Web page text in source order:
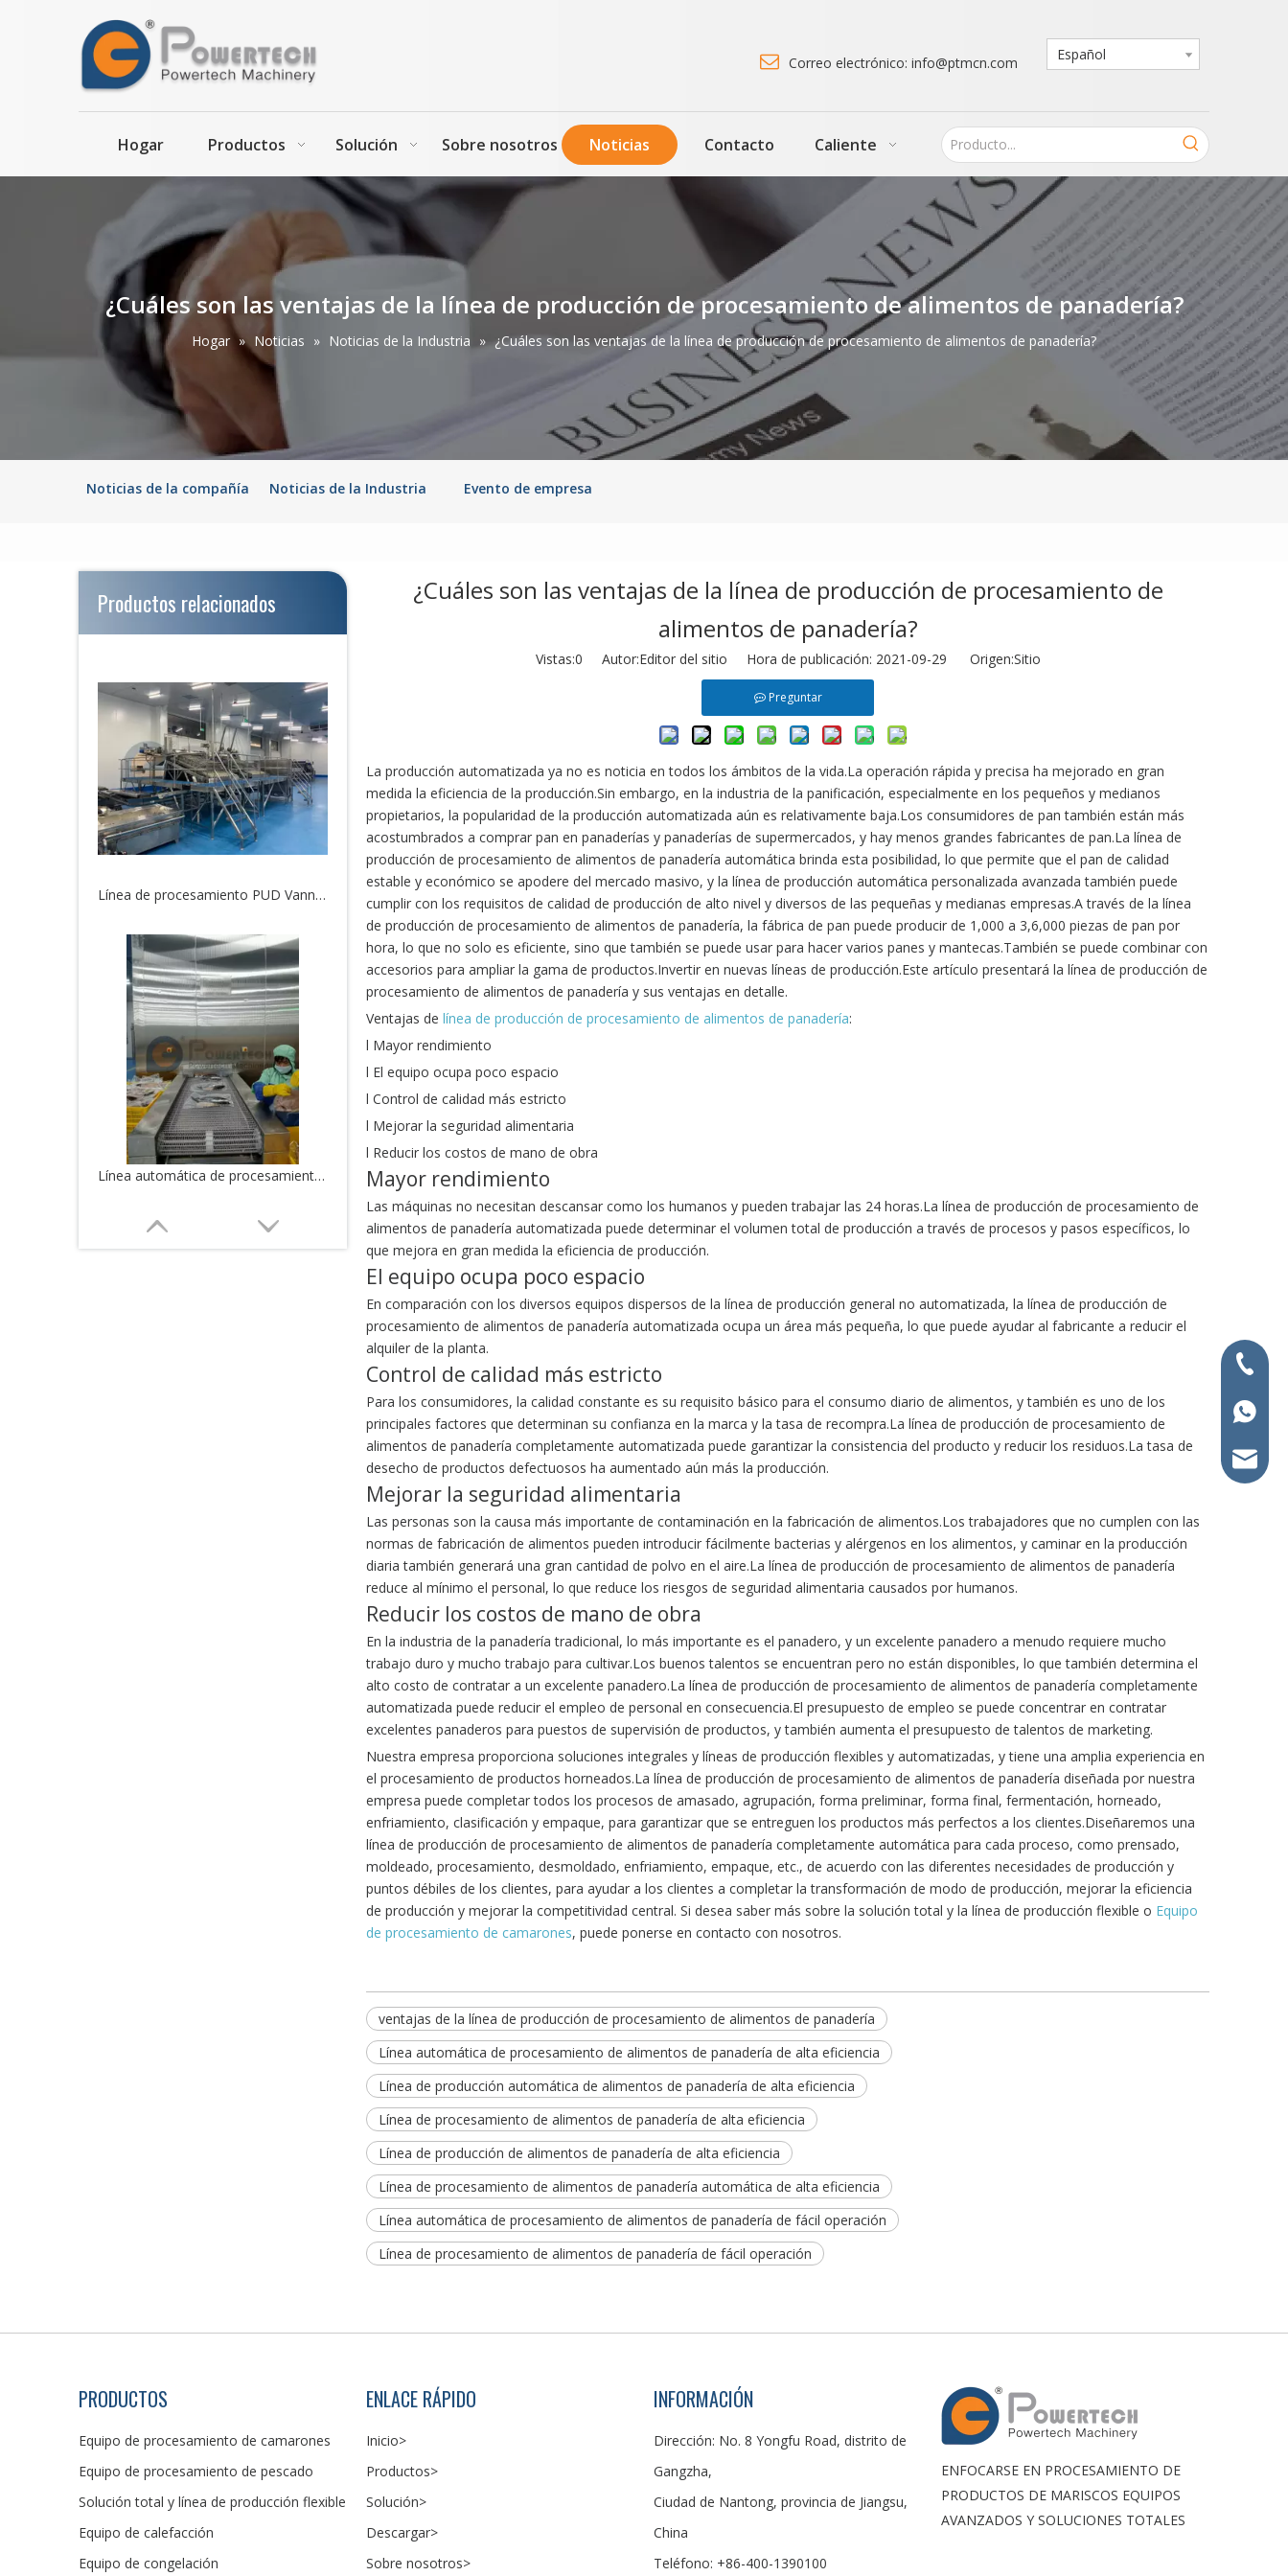
 Correo electrónico: info@ptmcn.com Español
Hogar Productos Solución Sobre nosotros Noticias Contacto Caliente
¿Cuáles son las ventajas de la línea de producción de procesamiento de alimentos de panadería?
Hogar » Noticias » Noticias de la Industria » ¿Cuáles son las ventajas de la línea de producción de procesamiento de alimentos de panadería?
Noticias de la compañía Noticias de la Industria Evento de empresa
Productos relacionados
Línea automática de procesamiento de bagre de alta capacidad
Línea automática de procesamiento de alimentos de trigo de alta eficiencia
¿Cuáles son las ventajas de la línea de producción de procesamiento de
alimentos de panadería?
Vistas:0 Autor:Editor del sitio Hora de publicación: 2021-09-29 Origen:Sitio
Preguntar
La producción automatizada ya no es noticia en todos los ámbitos de la vida.La operación rápida y precisa ha mejorado en gran
medida la eficiencia de la producción.Sin embargo, en la industria de la panificación, especialmente en los pequeños y medianos
propietarios, la popularidad de la producción automatizada aún es relativamente baja.Los consumidores de pan también están más
acostumbrados a comprar pan en panaderías y panaderías de supermercados, y hay menos grandes fabricantes de pan.La línea de
producción de procesamiento de alimentos de panadería automática brinda esta posibilidad, lo que permite que el pan de calidad
estable y económico se apodere del mercado masivo, y la línea de producción automática personalizada avanzada también puede
cumplir con los requisitos de calidad de producción de alto nivel y diversos de las pequeñas y medianas empresas.A través de la línea
de producción de procesamiento de alimentos de panadería, la fábrica de pan puede producir de 1,000 a 3,6,000 piezas de pan por
hora, lo que no solo es eficiente, sino que también se puede usar para hacer varios panes y mantecas.También se puede combinar con
accesorios para ampliar la gama de productos.Invertir en nuevas líneas de producción.Este artículo presentará la línea de producción de
procesamiento de alimentos de panadería y sus ventajas en detalle.
Ventajas de línea de producción de procesamiento de alimentos de panadería:
l Mayor rendimiento
l El equipo ocupa poco espacio
l Control de calidad más estricto
l Mejorar la seguridad alimentaria
l Reducir los costos de mano de obra
Mayor rendimiento
Las máquinas no necesitan descansar como los humanos y pueden trabajar las 24 horas.La línea de producción de procesamiento de
alimentos de panadería automatizada puede determinar el volumen total de producción a través de procesos y pasos específicos, lo
que mejora en gran medida la eficiencia de producción.
El equipo ocupa poco espacio
En comparación con los diversos equipos dispersos de la línea de producción general no automatizada, la línea de producción de
procesamiento de alimentos de panadería automatizada ocupa un área más pequeña, lo que puede ayudar al fabricante a reducir el
alquiler de la planta.
Control de calidad más estricto
Para los consumidores, la calidad constante es su requisito básico para el consumo diario de alimentos, y también es uno de los
principales factores que determinan su confianza en la marca y la tasa de recompra.La línea de producción de procesamiento de
alimentos de panadería completamente automatizada puede garantizar la consistencia del producto y reducir los residuos.La tasa de
desecho de productos defectuosos ha aumentado aún más la producción.
Mejorar la seguridad alimentaria
Las personas son la causa más importante de contaminación en la fabricación de alimentos.Los trabajadores que no cumplen con las
normas de fabricación de alimentos pueden introducir fácilmente bacterias y alérgenos en los alimentos, y caminar en la producción
diaria también generará una gran cantidad de polvo en el aire.La línea de producción de procesamiento de alimentos de panadería
reduce al mínimo el personal, lo que reduce los riesgos de seguridad alimentaria causados ​​por humanos.
Reducir los costos de mano de obra
En la industria de la panadería tradicional, lo más importante es el panadero, y un excelente panadero a menudo requiere mucho
trabajo duro y mucho trabajo para cultivar.Los buenos talentos se encuentran pero no están disponibles, lo que también determina el
alto costo de contratar a un excelente panadero.La línea de producción de procesamiento de alimentos de panadería completamente
automatizada puede reducir el empleo de personal en consecuencia.El presupuesto de empleo se puede concentrar en contratar
excelentes panaderos para puestos de supervisión de productos, y también aumenta el presupuesto de talentos de marketing.
Nuestra empresa proporciona soluciones integrales y líneas de producción flexibles y automatizadas, y tiene una amplia experiencia en
el procesamiento de productos horneados.La línea de producción de procesamiento de alimentos de panadería diseñada por nuestra
empresa puede completar todos los procesos de amasado, agrupación, forma preliminar, forma final, fermentación, horneado,
enfriamiento, clasificación y empaque, para garantizar que se entreguen los productos más perfectos a los clientes.Diseñaremos una
línea de producción de procesamiento de alimentos de panadería completamente automática para cada proceso, como prensado,
moldeado, procesamiento, desmoldado, enfriamiento, empaque, etc., de acuerdo con las diferentes necesidades de producción y
puntos débiles de los clientes, para ayudar a los clientes a completar la transformación de modo de producción, mejorar la eficiencia
de producción y mejorar la competitividad central. Si desea saber más sobre la solución total y la línea de producción flexible o Equipo
de procesamiento de camarones, puede ponerse en contacto con nosotros.
ventajas de la línea de producción de procesamiento de alimentos de panadería
Línea automática de procesamiento de alimentos de panadería de alta eficiencia
Línea de producción automática de alimentos de panadería de alta eficiencia
Línea de procesamiento de alimentos de panadería de alta eficiencia
Línea de producción de alimentos de panadería de alta eficiencia
Línea de procesamiento de alimentos de panadería automática de alta eficiencia
Línea automática de procesamiento de alimentos de panadería de fácil operación
Línea de procesamiento de alimentos de panadería de fácil operación
+86-
+86-
PRODUCTOS
Equipo de procesamiento de camarones
Equipo de procesamiento de pescado
Solución total y línea de producción flexible
Equipo de calefacción
Equipo de congelación
ENLACE RÁPIDO
Inicio>
Productos>
Solución>
Descargar>
Sobre nosotros>
INFORMACIÓN
Dirección: No. 8 Yongfu Road, distrito de
Gangzha,
Ciudad de Nantong, provincia de Jiangsu,
China
Teléfono: +86-400-1390100
ENFOCARSE EN PROCESAMIENTO DE
PRODUCTOS DE MARISCOS EQUIPOS
AVANZADOS Y SOLUCIONES TOTALES